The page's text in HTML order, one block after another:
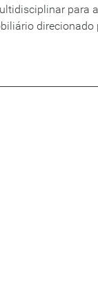
para
direcionado